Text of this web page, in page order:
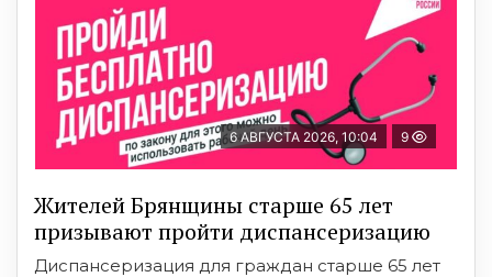
6 АВГУСТА 2026, 10:04 9
Жителей Брянщины старше 65 лет
призывают пройти диспансеризацию
Диспансеризация для граждан старше 65 лет